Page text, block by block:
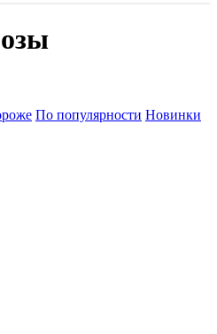
По популярности Новинки